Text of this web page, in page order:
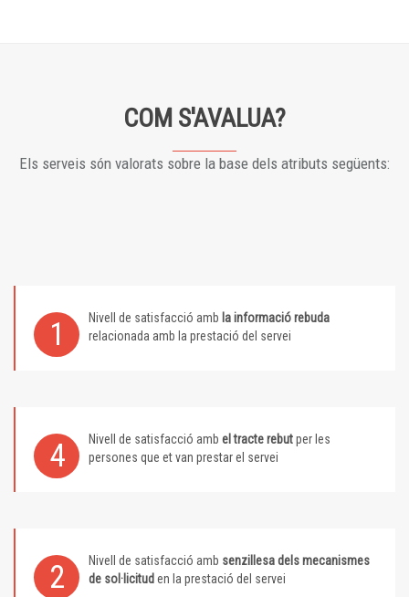
COM S'AVALUA?
Els serveis són valorats sobre la base dels atributs següents:
1 Nivell de satisfacció amb la informació rebuda
relacionada amb la prestació del servei
4 Nivell de satisfacció amb el tracte rebutper les
persones que et van prestar el servei
2 Nivell de satisfacció amb senzillesa dels mecanismes
de sol·licitud en la prestació del servei